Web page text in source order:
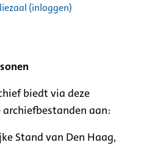
(inloggen)
biedt via deze
aan:
Stand van Den Haag,